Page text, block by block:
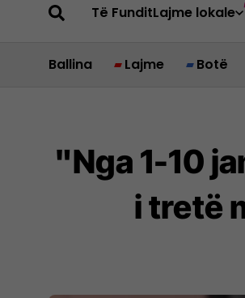
Të FunditLajme lokale
Ballina Lajme Botë
"Nga 1-10
i tretë